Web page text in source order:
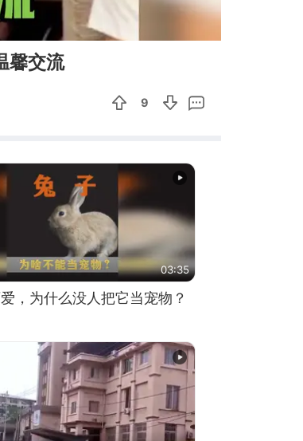
馨交流
9
03:35
，为什么没人把它当宠物？